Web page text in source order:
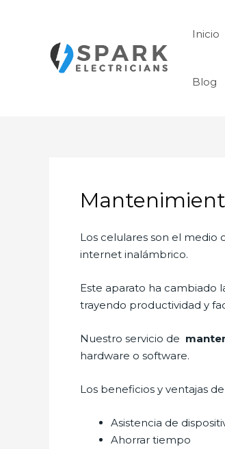
Inicio
Blog
Los celulares son el
internet inalámbrico.
Este aparato ha cambiado
trayendo productividad y
Nuestro servicio de
hardware o software.
Los beneficios y ventajas
Asistencia de
Ahorrar tiempo